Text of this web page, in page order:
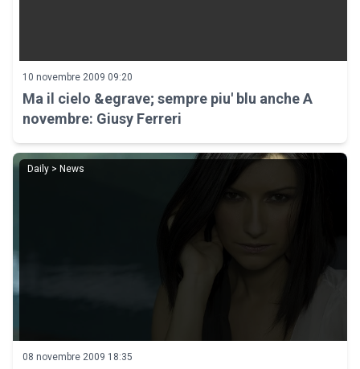
10 novembre 2009 09:20
Ma il cielo &egrave; sempre piu' blu anche A
novembre: Giusy Ferreri
Daily > News
08 novembre 2009 18:35